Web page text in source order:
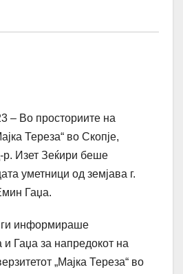
– Во просториите на
Тереза“ во Скопје,
р. Изет Зеќири беше
уметници од земјава г.
Гаџа.
ги информираше
Гаџа за напредокот на
„Мајка Тереза“ во